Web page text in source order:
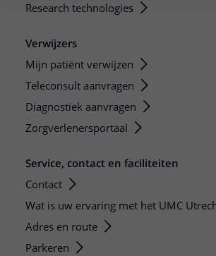
Research technologies
Verwijzers
Mijn patiënt verwijzen
Teleconsult aanvragen
Diagnostiek aanvragen
Zorgverlenersportaal
Service, contact en faciliteiten
Contact
Wat is uw ervaring met het UMC
Adres en route
Parkeren